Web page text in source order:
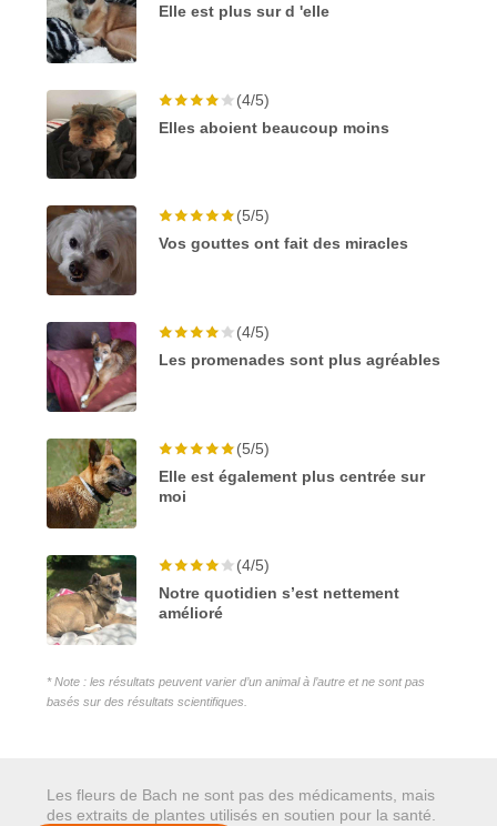
Elle est plus sur d 'elle
(4/5)
Elles aboient beaucoup moins
(5/5)
Vos gouttes ont fait des miracles
(4/5)
Les promenades sont plus agréables
(5/5)
Elle est également plus centrée sur
moi
(4/5)
Notre quotidien s’est nettement
amélioré
* Note : les résultats peuvent varier d’un animal à l’autre et ne sont pas
basés sur des résultats scientifiques.
Les fleurs de Bach ne sont pas des médicaments, mais
des extraits de plantes utilisés en soutien pour la santé.